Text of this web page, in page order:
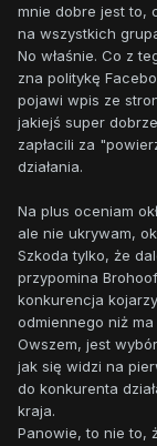
mnie dobre jest to,
na wszystkich
No właśnie. Co z
zna politykę
pojawi wpis ze
jakiejś super
zapłacili za
działania.
Na plus oceniam
ale nie ukrywam,
Szkoda tylko, że
przypomina
konkurencja
odmiennego niż
Owszem, jest
jak się widzi na
do konkurenta
kraja.
Panowie, to nie to,